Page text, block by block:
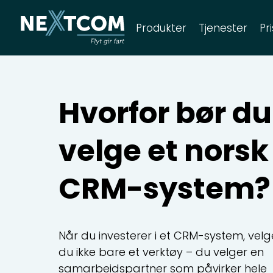
Produkter
salgsteamet verktøy til å
flere salg!
Skap en
Complete
effektiviteten i
i alle ledd.
CRM
All inclusive.
og dialer
Tjenester
Hvorfor bør du
velge et norsk
CRM-system?
Når du investerer i et CRM-system,
du ikke bare et verktøy – du velger en
samarbeidspartner som påvirker hele